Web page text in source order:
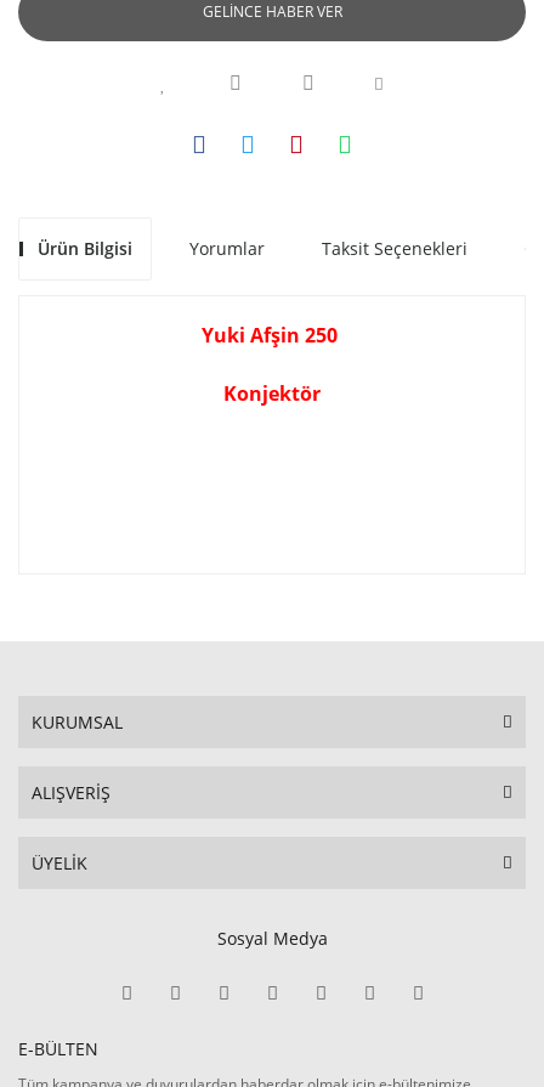
GELİNCE HABER VER
Ürün Bilgisi Yorumlar Taksit Seçenekleri
Yuki Afşin 250
Konjektör
KURUMSAL
ALIŞVERİŞ
ÜYELİK
Sosyal Medya
E-BÜLTEN